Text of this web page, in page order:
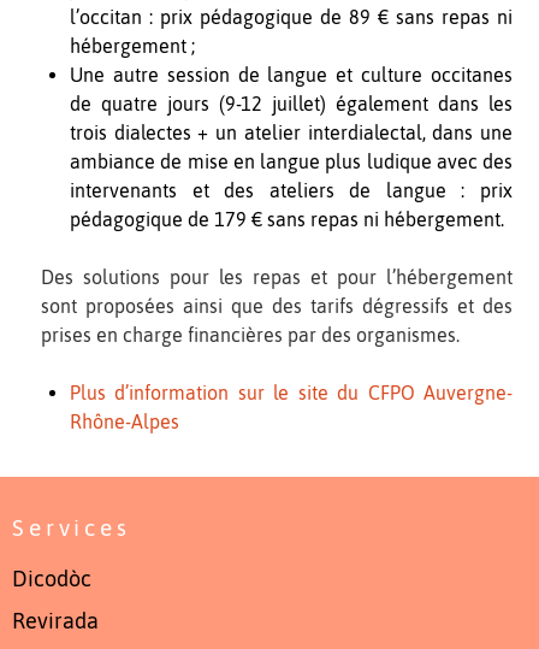
l’occitan : prix pédagogique de 89 € sans repas ni
hébergement ;
Une autre session de langue et culture occitanes
de quatre jours (9-12 juillet) également dans les
trois dialectes + un atelier interdialectal, dans une
ambiance de mise en langue plus ludique avec des
intervenants et des ateliers de langue : prix
pédagogique de 179 € sans repas ni hébergement.
Des solutions pour les repas et pour l’hébergement
sont proposées ainsi que des tarifs dégressifs et des
prises en charge financières par des organismes.
Plus d’information sur le site du CFPO Auvergne-
Rhône-Alpes
Services
Dicodòc
Revirada